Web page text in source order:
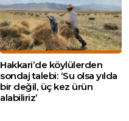
Hakkari’de köylülerden
sondaj talebi: ‘Su olsa yılda
bir değil, üç kez ürün
alabiliriz’